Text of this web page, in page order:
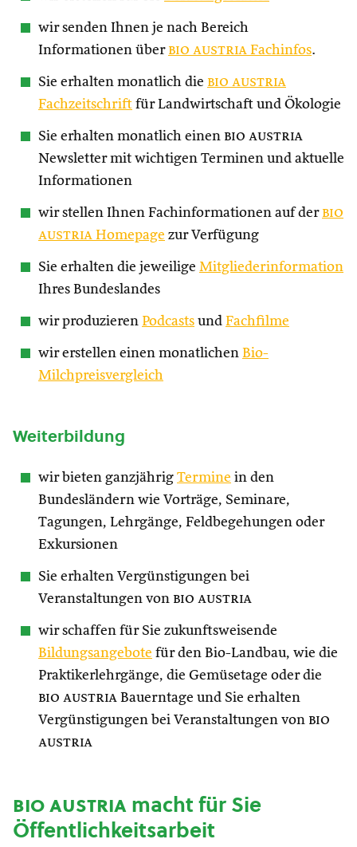
wir senden Ihnen je nach Bereich
Informationen über bio austria Fachinfos.
Sie erhalten monatlich die bio austria
Fachzeitschrift für Landwirtschaft und Ökologie
Sie erhalten monatlich einen bio austria
Newsletter mit wichtigen Terminen und aktuelle
Informationen
wir stellen Ihnen Fachinformationen auf der bio
austria Homepage zur Verfügung
Sie erhalten die jeweilige Mitgliederinformation
Ihres Bundeslandes
wir produzieren Podcasts und Fachfilme
wir erstellen einen monatlichen Bio-
Milchpreisvergleich
Weiterbildung
wir bieten ganzjährig Termine in den
Bundesländern wie Vorträge, Seminare,
Tagungen, Lehrgänge, Feldbegehungen oder
Exkursionen
Sie erhalten Vergünstigungen bei
Veranstaltungen von bio austria
wir schaffen für Sie zukunftsweisende
Bildungsangebote für den Bio-Landbau, wie die
Praktikerlehrgänge, die Gemüsetage oder die
bio austria Bauerntage und Sie erhalten
Vergünstigungen bei Veranstaltungen von bio
austria
bio austriamacht für Sie
Öffentlichkeitsarbeit